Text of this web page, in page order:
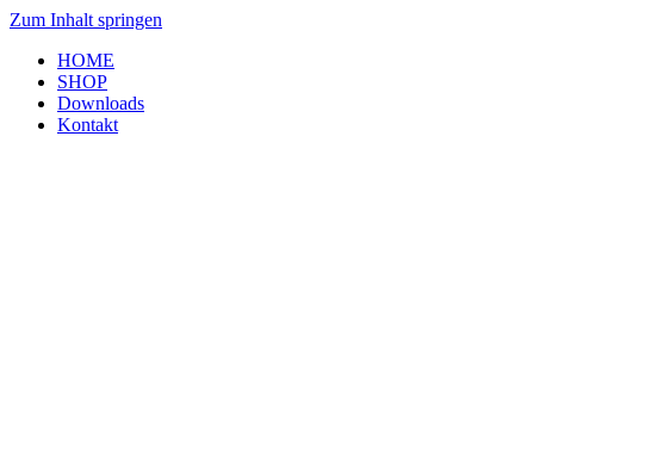
Zum Inhalt springen
HOME
SHOP
Downloads
Kontakt